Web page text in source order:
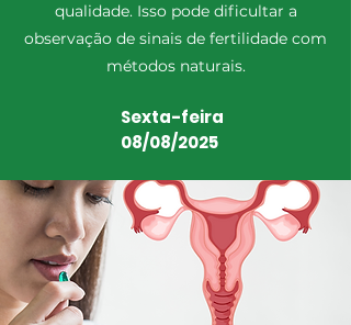
qualidade. Isso pode dificultar a
observação de sinais de fertilidade com
métodos naturais.
Sexta-feira
08/08/2025